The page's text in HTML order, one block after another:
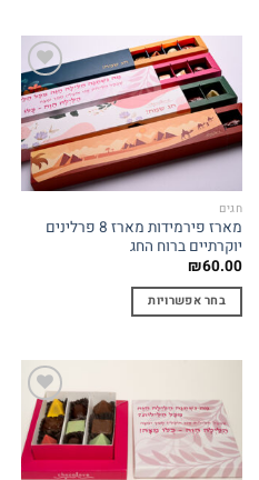
Add to
wishlist
חגים
מארז פירמידות מארז 8 פרלינים
יוקרתיים ברוח החג
₪60.00
בחר אפשרויות
מספר
סוגים.
ניתן
לבחור
Add to
wishlist